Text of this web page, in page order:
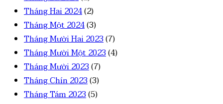
Tháng Hai 2024(2)
Tháng Một 2024(3)
Tháng Mười Hai 2023(7)
Tháng Mười Một 2023(4)
Tháng Mười 2023(7)
Tháng Chín 2023(3)
Tháng Tám 2023(5)